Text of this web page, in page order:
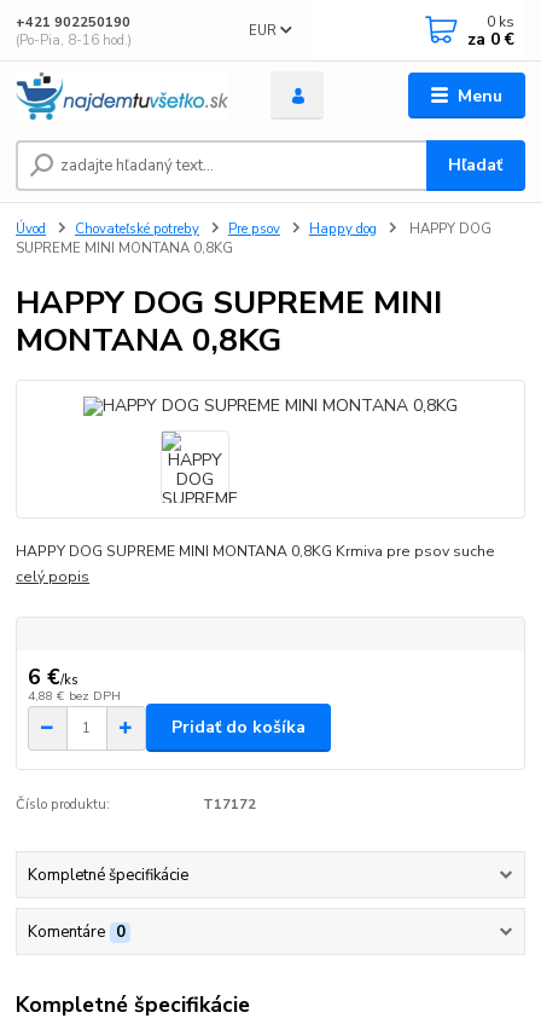
Menu
EUR
Hľadať
+421 902250190
(Po-Pia, 8-16 hod.)
0 ks
za 0 €
Úvod Chovateľské potreby Pre psov Happy dog
HAPPY DOG
SUPREME MINI MONTANA 0,8KG
HAPPY DOG SUPREME MINI
MONTANA 0,8KG
HAPPY DOG SUPREME MINI MONTANA 0,8KG Krmiva pre psov suche
celý popis
6 €/ks
4,88 € bez DPH
Pridať do košíka
Číslo produktu: T17172
Kompletné špecifikácie
Komentáre 0
Kompletné špecifikácie